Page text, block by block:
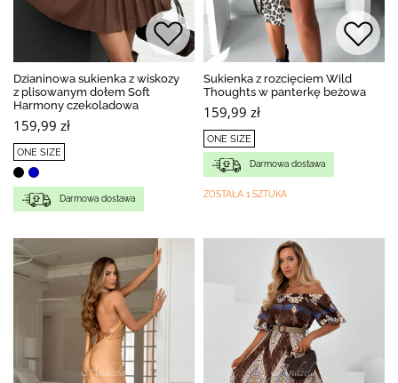
Dzianinowa sukienka z wiskozy
z plisowanym dołem Soft
Harmony czekoladowa
159,99 zł
ONE SIZE
Darmowa dostawa
Sukienka z rozcięciem Wild
Thoughts w panterkę beżowa
159,99 zł
ONE SIZE
Darmowa dostawa
ZOSTAŁA 1 SZTUKA